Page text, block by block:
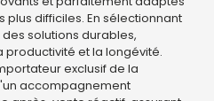
plus difficiles. En sélectionnant
des solutions durables,
et la longévité.
exclusif de la
accompagnement